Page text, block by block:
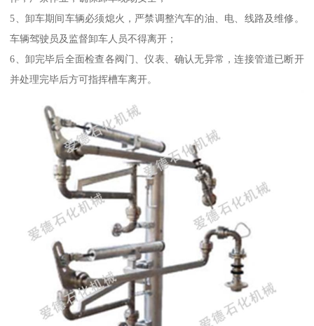
5、卸车期间车辆必须熄火，严禁调整汽车的油、电、线路及维修。
车辆驾驶员及监督卸车人员不得离开；
6、卸完毕后全面检查各阀门、仪表、确认无异常，连接管道已断开
并处理完毕后方可指挥槽车离开。